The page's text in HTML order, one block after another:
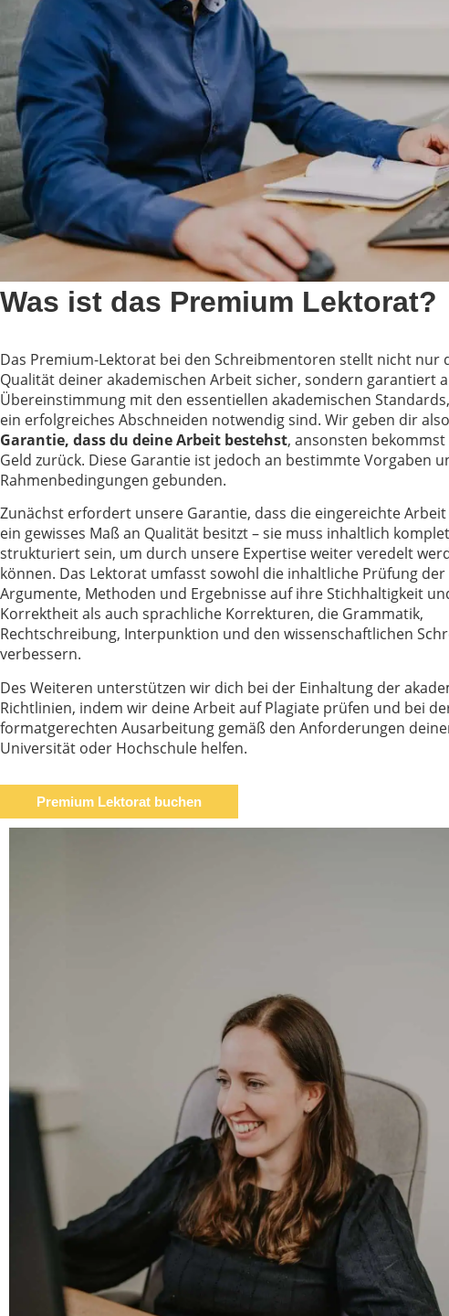
Was ist das Premium Lektorat?
Das Premium-Lektorat bei den Schreibmentoren stellt nicht nur
Qualität deiner akademischen Arbeit sicher, sondern garantiert
Übereinstimmung mit den essentiellen akademischen
ein erfolgreiches Abschneiden notwendig sind. Wir geben dir
Garantie, dass du deine Arbeit bestehst, ansonsten
Geld zurück. Diese Garantie ist jedoch an bestimmte Vorgaben
Rahmenbedingungen gebunden.
Zunächst erfordert unsere Garantie, dass die eingereichte
ein gewisses Maß an Qualität besitzt – sie muss inhaltlich
strukturiert sein, um durch unsere Expertise weiter veredelt
können. Das Lektorat umfasst sowohl die inhaltliche Prüfung der
Argumente, Methoden und Ergebnisse auf ihre Stichhaltigkeit
Korrektheit als auch sprachliche Korrekturen, die Grammatik,
Rechtschreibung, Interpunktion und den wissenschaftlichen
verbessern.
Des Weiteren unterstützen wir dich bei der Einhaltung der
Richtlinien, indem wir deine Arbeit auf Plagiate prüfen und bei
formatgerechten Ausarbeitung gemäß den Anforderungen
Universität oder Hochschule helfen.
Premium Lektorat buchen